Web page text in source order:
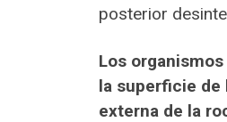
posterior
Los
la superficie de
externa de la